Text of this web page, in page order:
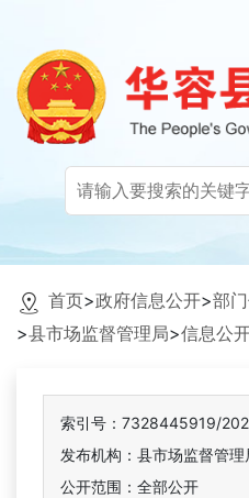
首页>政府信息公开>部
>县市场监督管理局>信息公
索引号：7328445919/
发布机构：县市场监督管理
公开范围：全部公开